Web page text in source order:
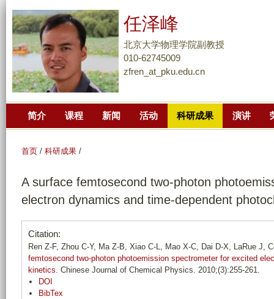
主
分
任泽峰
北京大学物理学院副教授
010-62745009
zfren_at_pku.edu.cn
简介 课程 新闻 活动 科研成果 演讲
首页 / 科研成果 /
A surface femtosecond two-photon
electron dynamics and time-dependent
Citation:
Ren Z-F, Zhou C-Y, Ma Z-B, Xiao C-L, Mao X-C, Dai D-X, LaRue J,
femtosecond two-photon photoemission spectrometer for excited
kinetics. Chinese Journal of Chemical Physics. 2010;(3):255-261.
DOI
BibTex